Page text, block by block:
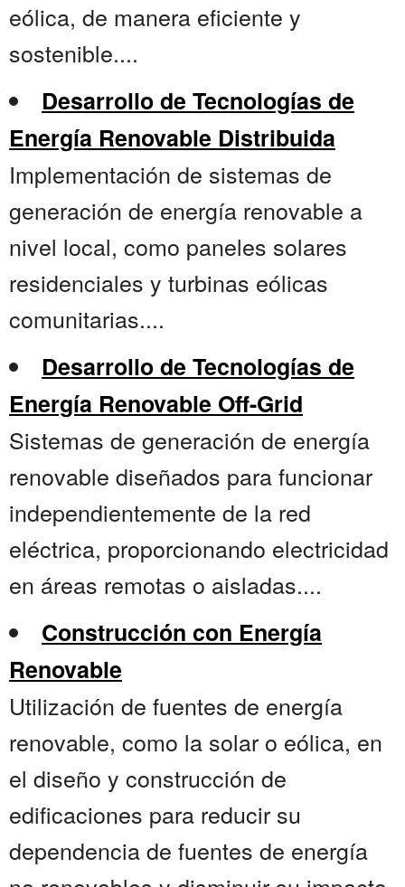
eólica, de manera eficiente y
sostenible....
Desarrollo de Tecnologías de
Energía Renovable Distribuida
Implementación de sistemas de
generación de energía renovable a
nivel local, como paneles solares
residenciales y turbinas eólicas
comunitarias....
Desarrollo de Tecnologías de
Energía Renovable Off-Grid
Sistemas de generación de energía
renovable diseñados para funcionar
independientemente de la red
eléctrica, proporcionando electricidad
en áreas remotas o aisladas....
Construcción con Energía
Renovable
Utilización de fuentes de energía
renovable, como la solar o eólica, en
el diseño y construcción de
edificaciones para reducir su
dependencia de fuentes de energía